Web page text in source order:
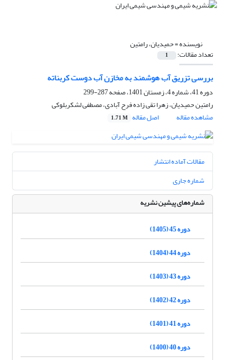
نویسنده =حمیدیان، رامتین
تعداد مقالات: 1
بررسی تزریق آب هوشمند به مخازن آب دوست کربناته
دوره 41، شماره 4، زمستان 1401، صفحه
287-299
رامتین حمیدیان، زهرا تقی زاده فرح آبادی، مصطفی لشکربلوکی
مشاهده مقاله
اصل مقاله 1.71 M
مقالات آماده انتشار
شماره جاری
شماره‌های پیشین نشریه
دوره 45 (1405)
دوره 44 (1404)
دوره 43 (1403)
دوره 42 (1402)
دوره 41 (1401)
دوره 40 (1400)